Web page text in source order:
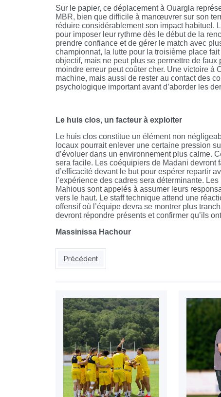
Sur le papier, ce déplacement à Ouargla
MBR, bien que difficile à manœuvrer sur son
réduire considérablement son impact habituel.
pour imposer leur rythme dès le début de la
prendre confiance et de gérer le match avec
championnat, la lutte pour la troisième place
objectif, mais ne peut plus se permettre de
moindre erreur peut coûter cher. Une victoire à
machine, mais aussi de rester au contact des
psychologique important avant d’aborder les
Le huis clos, un facteur à exploiter
Le huis clos constitue un élément non
locaux pourrait enlever une certaine pression
d’évoluer dans un environnement plus calme.
sera facile. Les coéquipiers de Madani devront
d’efficacité devant le but pour espérer repartir
l’expérience des cadres sera déterminante.
Mahious sont appelés à assumer leurs
vers le haut. Le staff technique attend une
offensif où l’équipe devra se montrer plus
devront répondre présents et confirmer qu’ils
Massinissa Hachour
Article précédent : Ligue 1 (27e journée) : le MCA
Précédent